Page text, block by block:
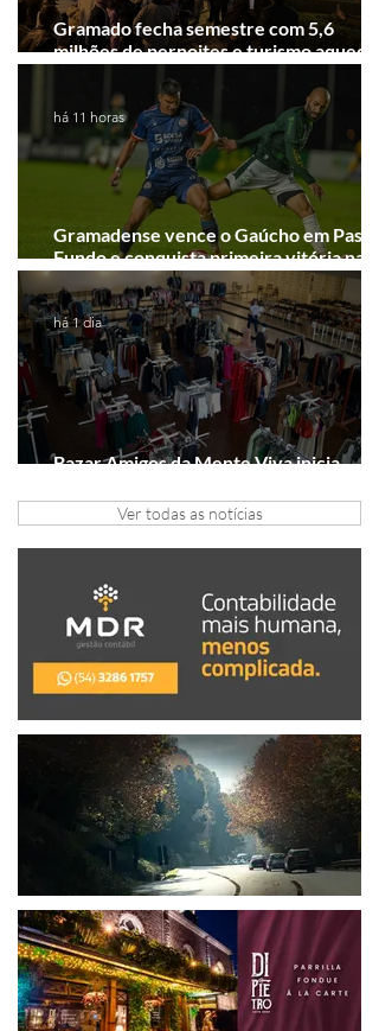
Gramado fecha semestre com 5,6
milhões de pernoites e turismo
Junho desponta!
Gramadense vence o Gaúcho em Passo
Fundo e conquista primeira vitória na
Série A2
há 11 horas
Bazar Amigos da Mente Viva inicia
há 1 dia
Ver todas as notícias